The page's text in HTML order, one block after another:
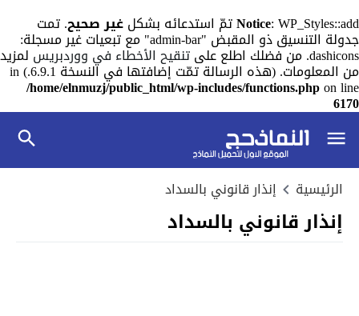
Notice: WP_Styles::add تمّ استدعائه بشكل غير صحيح. تمت
جدولة التنسيق ذو المقبض "admin-bar" مع تبعيات غير مسجلة:
dashicons. من فضلك اطلع على تنقيح الأخطاء في ووردبريس لمزيد
من المعلومات. (هذه الرسالة تمّت إضافتها في النسخة 6.9.1.) in
/home/elnmuzj/public_html/wp-includes/functions.phpon line
6170
الرئيسية إنذار قانوني بالسداد
إنذار قانوني بالسداد